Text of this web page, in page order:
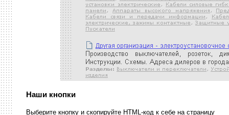
Наши кнопки
Выберите кнопку и скопируйте HTML-код к себе на страницу